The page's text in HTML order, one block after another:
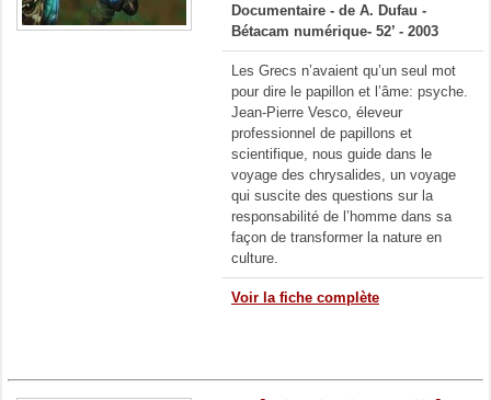
Documentaire - de A. Dufau -
Bétacam numérique- 52’ - 2003
Les Grecs n’avaient qu’un seul mot
pour dire le papillon et l’âme: psyche.
Jean-Pierre Vesco, éleveur
professionnel de papillons et
scientifique, nous guide dans le
voyage des chrysalides, un voyage
qui suscite des questions sur la
responsabilité de l’homme dans sa
façon de transformer la nature en
culture.
Voir la fiche complète